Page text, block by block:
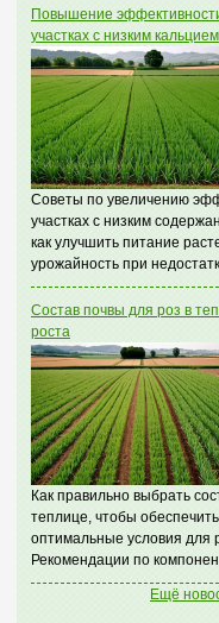
Повышение
участках с низким кальцием
Советы по увеличению
участках с низким
как улучшить питание
урожайность при
Состав почвы для роз в
роста
Как правильно выбрать
теплице, чтобы
оптимальные условия для
Рекомендации по
Ещё